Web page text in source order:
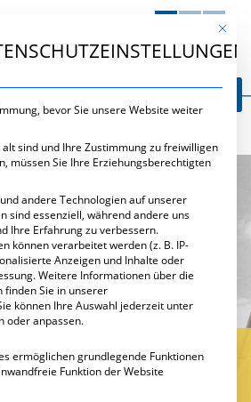
NL
E·R·PLUS SOFTWARE
Mit
bevor Sie unsere Website weiter
alt sind und Ihre Zustimmung zu freiwilligen
müssen Sie Ihre Erziehungsberechtigten
andere Technologien auf unserer
sind essenziell, während andere uns
Ihre Erfahrung zu verbessern.
können verarbeitet werden (z. B. IP-
Anzeigen und Inhalte oder
Weitere Informationen über die
finden Sie in unserer
können Ihre Auswahl jederzeit unter
oder anpassen.
der Service-Gruppen, für die eine
ermöglichen grundlegende Funktionen
Funktion der Website